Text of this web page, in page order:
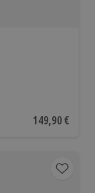
Aktueller Preis
149,90 €